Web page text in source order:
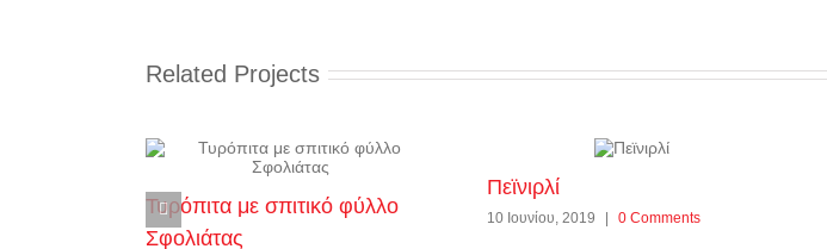
Related Projects
Τυρόπιτα με σπιτικό φύλλο
Σφολιάτας
Πεϊνιρλί
10 Ιουνίου, 2019 | 0 Comments